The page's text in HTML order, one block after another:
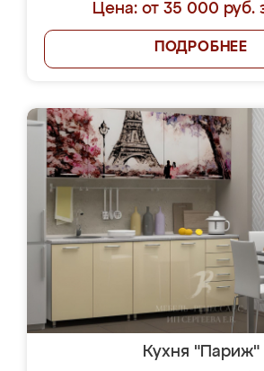
Цена: от 35 000 руб.
ПОДРОБНЕЕ
Кухня "Париж"